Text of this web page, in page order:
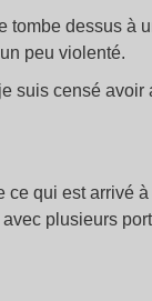
tombe dessus à
peu violenté.
suis censé avoir
qui est arrivé
plusieurs